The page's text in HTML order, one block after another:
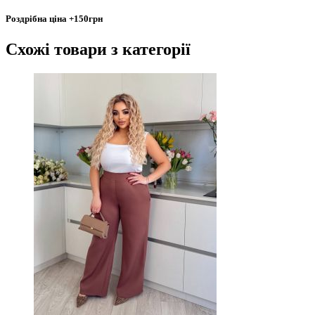
Роздрібна ціна +150грн
Схожі товари з категорії